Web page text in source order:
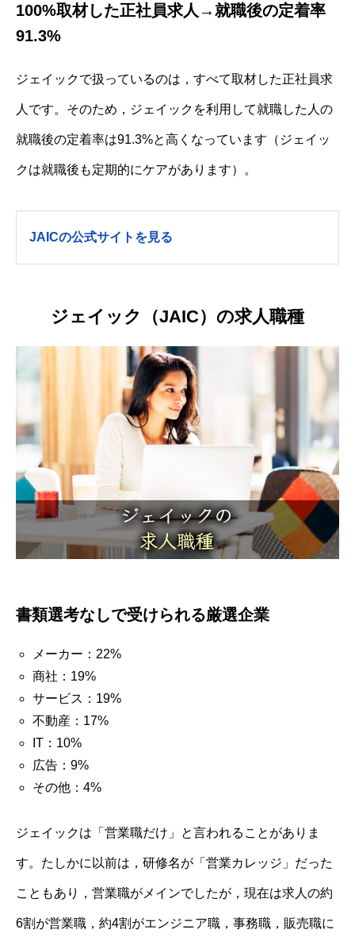
100%取材した正社員求人→就職後の定着率
91.3%
ジェイックで扱っているのは，すべて取材した正社員求
人です。そのため，ジェイックを利用して就職した人の
就職後の定着率は91.3%と高くなっています（ジェイッ
クは就職後も定期的にケアがあります）。
JAICの公式サイトを見る
ジェイック（JAIC）の求人職種
書類選考なしで受けられる厳選企業
メーカー：22%
商社：19%
サービス：19%
不動産：17%
IT：10%
広告：9%
その他：4%
ジェイックは「営業職だけ」と言われることがありま
す。たしかに以前は，研修名が「営業カレッジ」だった
こともあり，営業職がメインでしたが，現在は求人の約
6割が営業職，約4割がエンジニア職，事務職，販売職に